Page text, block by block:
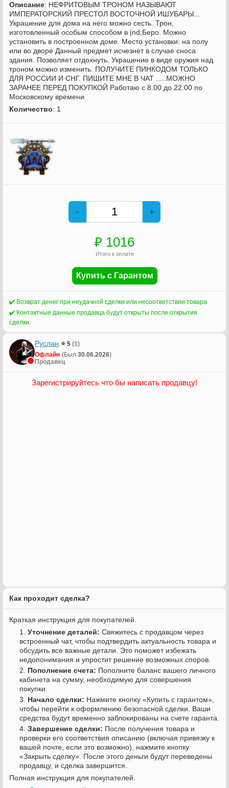
Описание: НЕФРИТОВЫМ ТРОНОМ НАЗЫВАЮТ
ИМПЕРАТОРСКИЙ ПРЕСТОЛ ВОСТОЧНОЙ ИШУБАРЫ...
Украшение для дома на него можно сесть. Трон,
изготовленный особым способом в |nd;Беро. Можно
установить в построенном доме. Место установки: на полу
или во дворе Данный предмет исчезнет в случае сноса
здания. Позволяет отдохнуть. Украшение в виде оружия над
троном можно изменить. ПОЛУЧИТЕ ПИНКОДОМ ТОЛЬКО
ДЛЯ РОССИИ И СНГ. ПИШИТЕ МНЕ В ЧАТ .....МОЖНО
ЗАРАНЕЕ ПЕРЕД ПОКУПКОЙ Работаю с 8.00 до 22.00 по
Московскому времени
Количество: 1
- +
₽ 1016
Итого к оплате
Купить с Гарантом
✔️ Возврат денег при неудачной сделки или несоответствии товара
✔️ Контактные данные продавца будут открыты после открытия
сделки.
Руслан ⭐ 5 (1)
Офлайн (Был 30.06.2026)
Продавец
Зарегистрируйтесь что бы написать продавцу!
Как проходит сделка?
Краткая инструкция для покупателей.
Уточнение деталей: Свяжитесь с продавцом через
встроенный чат, чтобы подтвердить актуальность товара и
обсудить все важные детали. Это поможет избежать
недопонимания и упростит решение возможных споров.
Пополнение счета: Пополните баланс вашего личного
кабинета на сумму, необходимую для совершения
покупки.
Начало сделки: Нажмите кнопку «Купить с гарантом»,
чтобы перейти к оформлению безопасной сделки. Ваши
средства будут временно заблокированы на счете гаранта.
Завершение сделки: После получения товара и
проверки его соответствия описанию (включая привязку к
вашей почте, если это возможно), нажмите кнопку
«Закрыть сделку». После этого деньги будут переведены
продавцу, и сделка завершится.
Полная инструкция для покупателей.